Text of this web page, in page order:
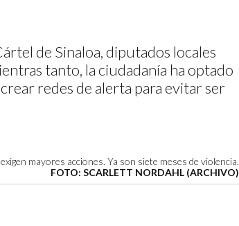
de Sinaloa, diputados locales
tanto, la ciudadanía ha optado
redes de alerta para evitar ser
mayores acciones. Ya son siete meses de violencia.
FOTO: SCARLETT NORDAHL (ARCHIVO)